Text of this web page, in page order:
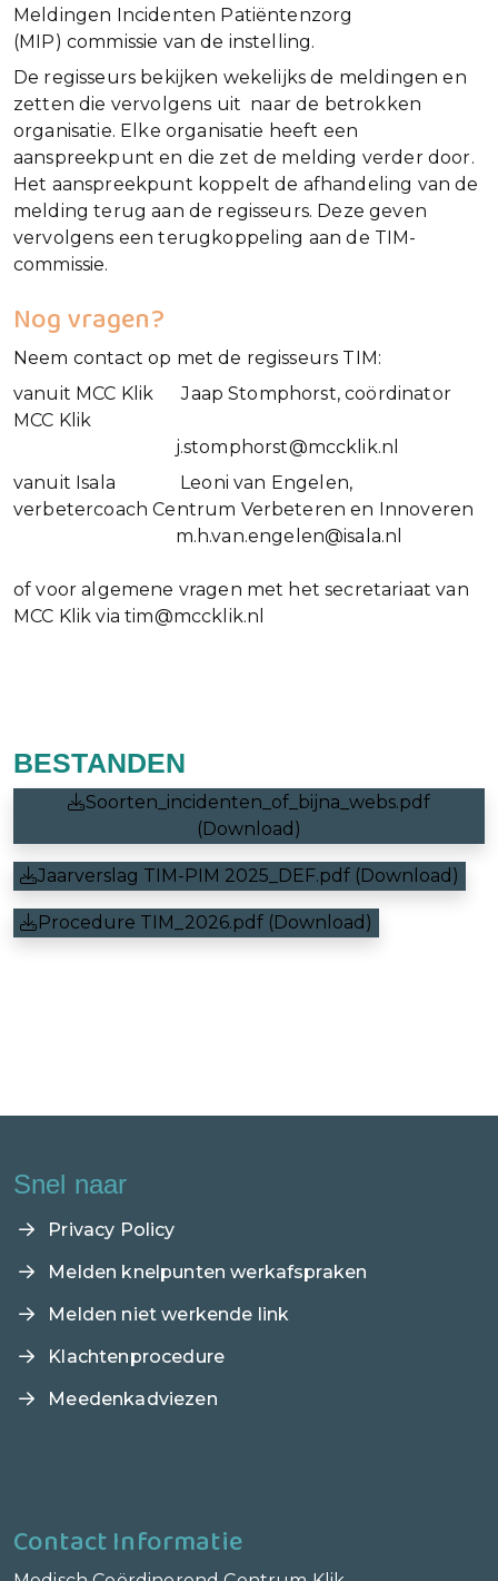
Meldingen Incidenten Patiëntenzorg
(MIP) commissie van de instelling.
De regisseurs bekijken wekelijks de meldingen en
zetten die vervolgens uit naar de betrokken
organisatie. Elke organisatie heeft een
aanspreekpunt en die zet de melding verder door.
Het aanspreekpunt koppelt de afhandeling van de
melding terug aan de regisseurs. Deze geven
vervolgens een terugkoppeling aan de TIM-
commissie.
Nog vragen?
Neem contact op met de regisseurs TIM:
vanuit MCC Klik Jaap Stomphorst, coördinator
MCC Klik
j.stomphorst@mccklik.nl
vanuit Isala Leoni van Engelen,
verbetercoach Centrum Verbeteren en Innoveren
m.h.van.engelen@isala.nl
of voor algemene vragen met het secretariaat van
MCC Klik via tim@mccklik.nl
BESTANDEN
Soorten_incidenten_of_bijna_webs.pdf
(Download)
Jaarverslag TIM-PIM 2025_DEF.pdf (Download)
Procedure TIM_2026.pdf (Download)
Snel naar
Privacy Policy
Melden knelpunten werkafspraken
Melden niet werkende link
Klachtenprocedure
Meedenkadviezen
Contact Informatie